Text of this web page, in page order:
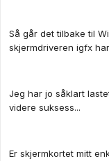
Så går det tilbake til
skjermdriveren igfx
Jeg har jo såklart
videre suksess...
Er skjermkortet mitt